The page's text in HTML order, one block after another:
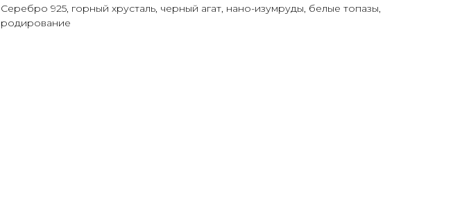
Серебро 925, горный хрусталь, черный агат, нано-изумруды, белые топазы,
родирование